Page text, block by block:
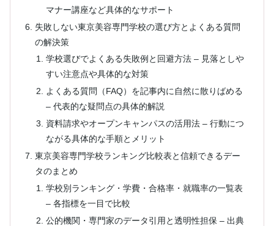
マナー講座など具体的なサポート
失敗しない東京美容専門学校の選び方とよくある質問
の解決策
学校選びでよくある失敗例と回避方法 – 見落としや
すい注意点や具体的な対策
よくある質問（FAQ）を記事内に自然に散りばめる
– 代表的な疑問点の具体的解説
資料請求やオープンキャンパスの活用法 – 行動につ
ながる具体的な手順とメリット
東京美容専門学校ランキング比較表と信頼できるデー
タのまとめ
学校別ランキング・学費・合格率・就職率の一覧表
– 各指標を一目で比較
公的機関・専門家のデータ引用と透明性担保 – 出典